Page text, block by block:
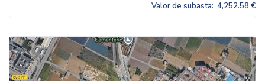
Valor de subasta: 4,252.58 €